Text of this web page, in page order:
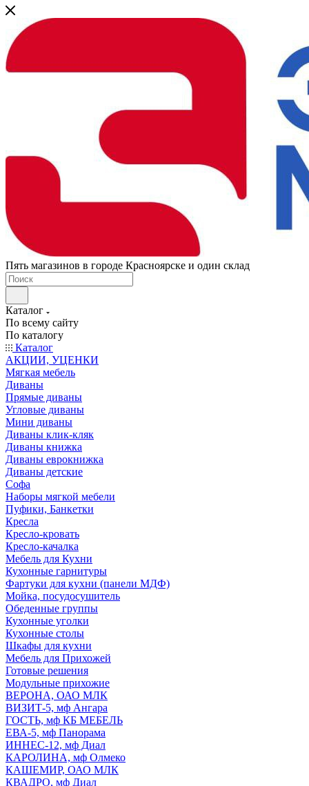
Пять магазинов в городе Красноярске и один склад
Каталог
По всему сайту
По каталогу
Каталог
АКЦИИ, УЦЕНКИ
Мягкая мебель
Диваны
Прямые диваны
Угловые диваны
Мини диваны
Диваны клик-кляк
Диваны книжка
Диваны еврокнижка
Диваны детские
Софа
Наборы мягкой мебели
Пуфики, Банкетки
Кресла
Кресло-кровать
Кресло-качалка
Мебель для Кухни
Кухонные гарнитуры
Фартуки для кухни (панели МДФ)
Мойка, посудосушитель
Обеденные группы
Кухонные уголки
Кухонные столы
Шкафы для кухни
Мебель для Прихожей
Готовые решения
Модульные прихожие
ВЕРОНА, ОАО МЛК
ВИЗИТ-5, мф Ангара
ГОСТЬ, мф КБ МЕБЕЛЬ
ЕВА-5, мф Панорама
ИННЕС-12, мф Диал
КАРОЛИНА, мф Олмеко
КАШЕМИР, ОАО МЛК
КВАДРО, мф Диал